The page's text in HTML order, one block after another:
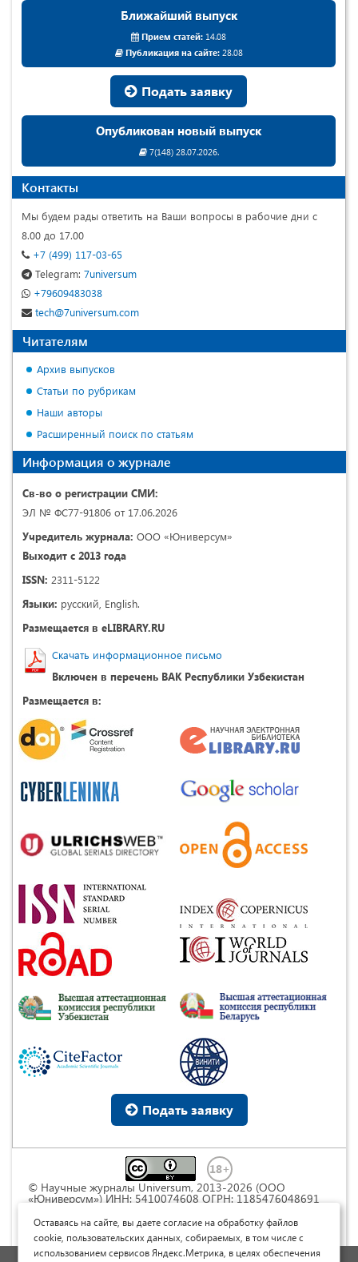
Ближайший выпуск
Прием статей: 14.08
Публикация на сайте:28.08
Подать заявку
Опубликован новый выпуск
7(148) 28.07.2026.
Контакты
Мы будем рады ответить на Ваши вопросы в рабочие дни с
8.00 до 17.00
+7 (499) 117-03-65
Telegram: 7universum
+79609483038
tech@7universum.com
Читателям
Архив выпусков
Статьи по рубрикам
Наши авторы
Расширенный поиск по статьям
Информация о журнале
Св-во о регистрации СМИ:
ЭЛ № ФС77-91806 от 17.06.2026
Учредитель журнала: ООО «Юниверсум»
Выходит с 2013 года
ISSN: 2311-5122
Языки: русский, English.
Размещается в eLIBRARY.RU
Скачать информационное письмо
Включен в перечень ВАК Республики Узбекистан
Размещается в:
Подать заявку
© Научные журналы Universum, 2013-2026 (ООО
«Юниверсум») ИНН: 5410074608 ОГРН: 1185476048691
Commons « Attribution» («Атрибуция») 4.0
Непортированная
Оставаясь на сайте, вы даете согласие на обработку файлов
cookie, пользовательских данных, собираемых, в том числе с
использованием сервисов Яндекс.Метрика, в целях обеспечения